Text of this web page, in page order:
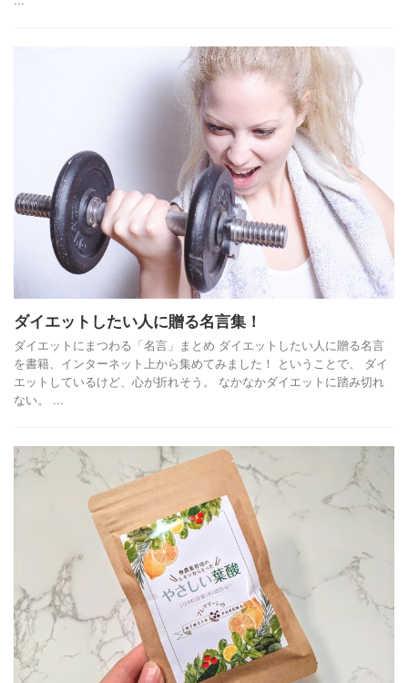
ダイエットしたい人に贈る名言集！
ダイエットにまつわる「名言」まとめ ダイエットしたい人に贈る名言
を書籍、インターネット上から集めてみました！ ということで、 ダイ
エットしているけど、心が折れそう。 なかなかダイエットに踏み切れ
ない。 ...